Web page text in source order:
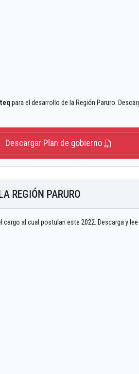
para el desarrollo de la Región Paruro.
Descargar Plan de gobierno
REGIÓN PARURO
cargo al cual postulan este 2022. Descarga y lee